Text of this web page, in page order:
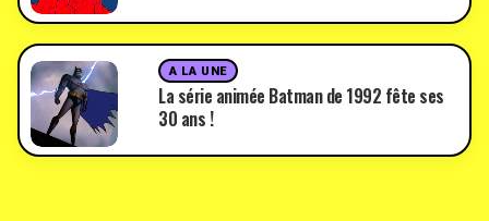
A LA UNE
La série animée Batman de 1992 fête ses
30 ans !